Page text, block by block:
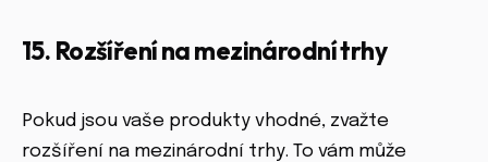
15. Rozšíření na mezinárodní trhy
Pokud jsou vaše produkty vhodné, zvažte
rozšíření na mezinárodní trhy. To vám může